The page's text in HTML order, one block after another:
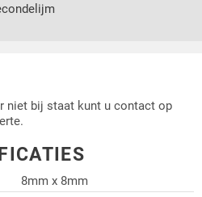
niet bij staat kunt u contact op
8mm x 8mm